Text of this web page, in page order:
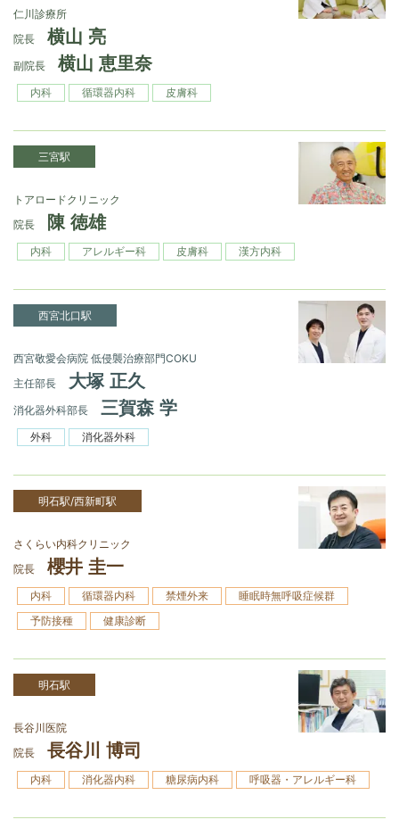
仁川診療所
院長
横山 亮
副院長 横山 恵里奈
内科 循環器内科 皮膚科
三宮駅
トアロードクリニック
院長
陳 徳雄
内科 アレルギー科 皮膚科 漢方内科
西宮北口駅
西宮敬愛会病院 低侵襲治療部門COKU
主任部長
大塚 正久
消化器外科部長 三賀森 学
外科 消化器外科
明石駅/西新町駅
さくらい内科クリニック
院長
櫻井 圭一
内科 循環器内科 禁煙外来
睡眠時無呼吸症候群
予防接種
健康診断
明石駅
長谷川医院
院長
長谷川 博司
内科 消化器内科 糖尿病内科 呼吸器・アレルギー科